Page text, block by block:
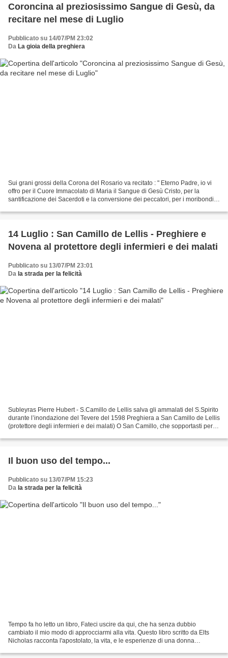
Coroncina al preziosissimo Sangue di Gesù, da
recitare nel mese di Luglio
Pubblicato su 14/07/PM 23:02
Da La gioia della preghiera
Sui grani grossi della Corona del Rosario va recitato : " Eterno Padre, io vi
offro per il Cuore Immacolato di Maria il Sangue di Gesù Cristo, per la
santificazione dei Sacerdoti e la conversione dei peccatori, per i moribondi e
14 Luglio : San Camillo de Lellis - Preghiere e
Novena al protettore degli infermieri e dei malati
Pubblicato su 13/07/PM 23:01
Da la strada per la felicità
Subleyras Pierre Hubert - S.Camillo de Lellis salva gli ammalati del S.Spirito
durante l’inondazione del Tevere del 1598 Preghiera a San Camillo de Lellis
(protettore degli infermieri e dei malati) O San Camillo, che sopportasti per
Il buon uso del tempo...
Pubblicato su 13/07/PM 15:23
Da la strada per la felicità
Tempo fa ho letto un libro, Fateci uscire da qui, che ha senza dubbio
cambiato il mio modo di approcciarmi alla vita. Questo libro scritto da Elts
Nicholas racconta l'apostolato, la vita, e le esperienze di una donna